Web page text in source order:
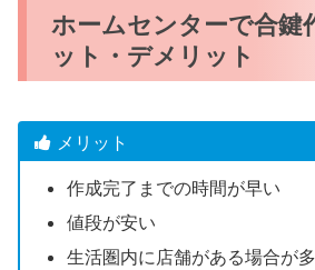
ホームセンターで合鍵
ット・デメリット
メリット
作成完了までの時間が早い
値段が安い
生活圏内に店舗がある場合が